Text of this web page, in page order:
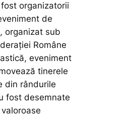
organizatorii
de
organizat sub
Române
eveniment
tinerele
din rândurile
fost desemnate